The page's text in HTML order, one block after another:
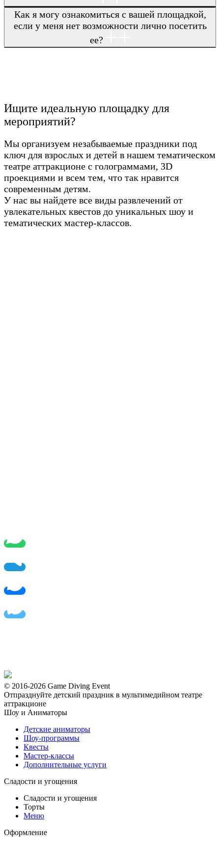
Как я могу ознакомиться с вашей площадкой,
если у меня нет возможности лично посетить
ее?
Ищите идеальную площадку для
мероприятий?
Мы организуем незабываемые праздники под
ключ для взрослых и детей в нашем тематическом
театре аттракционе с голограммами, 3D
проекциями и всем тем, что так нравится
современным детям.
У нас вы найдете все виды развлечений от
увлекательных квестов до уникальных шоу и
тематических мастер-классов.
© 2016-2026 Game Diving Event
Отпразднуйте детский праздник в мультимедийном театре
аттракционе
Шоу и Аниматоры
Детские аниматоры
Шоу-программы
Квесты
Мастер-классы
Дополнительные услуги
Сладости и угощения
Сладости и угощения
Торты
Меню
Оформление